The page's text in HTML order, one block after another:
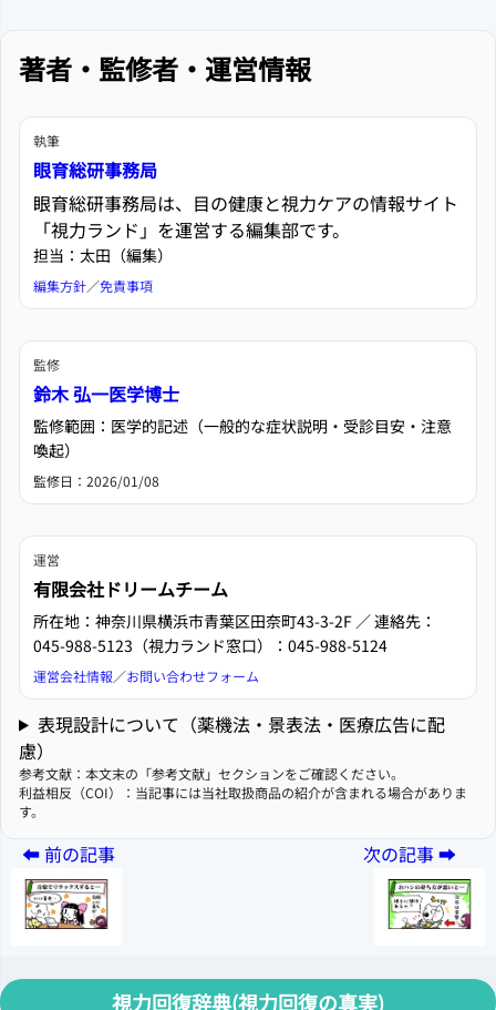
著者・監修者・運営情報
執筆
眼育総研事務局
眼育総研事務局は、目の健康と視力ケアの情報サイト
「視力ランド」を運営する編集部です。
担当：太田（編集）
編集方針／免責事項
監修
鈴木 弘一医学博士
監修範囲：医学的記述（一般的な症状説明・受診目安・注意
喚起）
監修日： 2026/01/08
運営
有限会社ドリームチーム
所在地：神奈川県横浜市青葉区田奈町43-3-2F ／ 連絡先：
045-988-5123（視力ランド窓口）：045-988-5124
運営会社情報／お問い合わせフォーム
表現設計について（薬機法・景表法・医療広告に配
慮）
参考文献：本文末の「参考文献」セクションをご確認ください。
利益相反（COI）：当記事には当社取扱商品の紹介が含まれる場合がありま
す。
視力回復辞典(視力回復の真実)